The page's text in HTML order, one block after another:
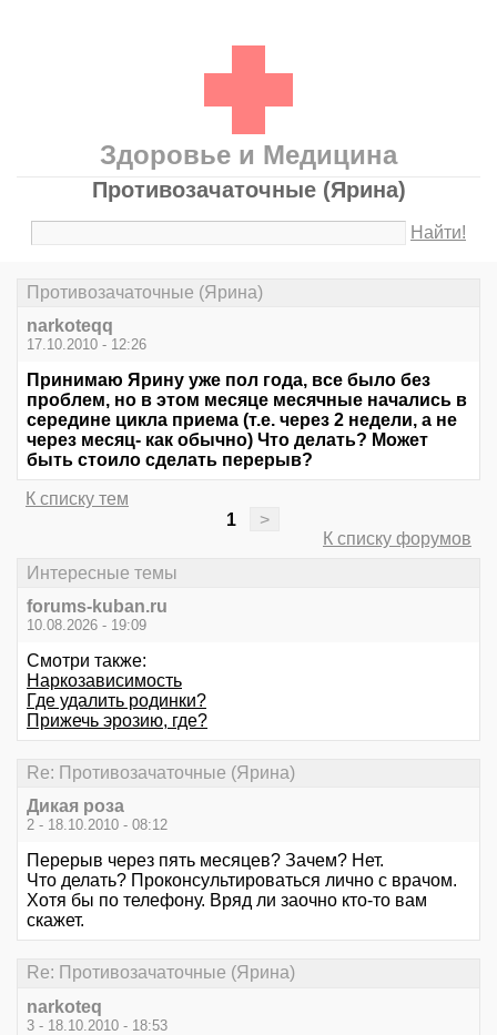
Здоровье и Медицина
Противозачаточные (Ярина)
Найти!
Противозачаточные (Ярина)
narkoteqq
17.10.2010 - 12:26
Принимаю Ярину уже пол года, все было без
проблем, но в этом месяце месячные начались в
середине цикла приема (т.е. через 2 недели, а не
через месяц- как обычно) Что делать? Может
быть стоило сделать перерыв?
К списку тем
1
>
К списку форумов
Интересные темы
forums-kuban.ru
10.08.2026 - 19:09
Смотри также:
Наркозависимость
Где удалить родинки?
Прижечь эрозию, где?
Re: Противозачаточные (Ярина)
Дикая роза
2 - 18.10.2010 - 08:12
Перерыв через пять месяцев? Зачем? Нет.
Что делать? Проконсультироваться лично с врачом.
Хотя бы по телефону. Вряд ли заочно кто-то вам
скажет.
Re: Противозачаточные (Ярина)
narkoteq
3 - 18.10.2010 - 18:53